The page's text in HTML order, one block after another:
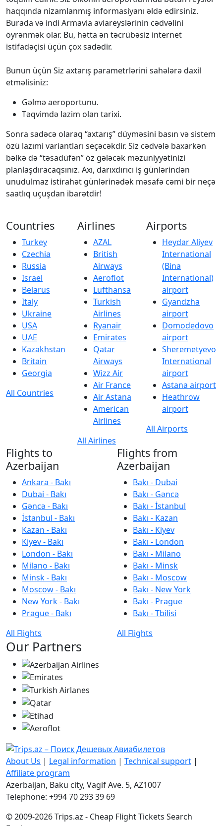
haqqında nizamlanmış informasiyanı əldə edirsiniz.
Burada və indi Armavia aviareyslərinin cədvəlini
öyrənmək olar. Bu, hətta ən təcrübəsiz internet
istifadəçisi üçün çox sadədir.
Bunun üçün Siz axtarış parametrlərini sahələrə daxil
etməlisiniz:
Gəlmə aeroportunu.
Təqvimdə lazim olan tarixi.
Sonra sadəcə olaraq “axtarış” düyməsini basın və sistem
özü lazımi variantları seçəcəkdir. Siz cədvələ baxarkən
bəlkə də “təsadüfən” öz gələcək məzuniyyətinizi
planlaşdıracaqsınız. Axı, darıxdırıcı iş günlərindən
unudulmaz istirahət günlərinədək məsafə cəmi bir neçə
saatlıq uçuşdan ibarətdir!
Countries
Turkey
Czechia
Russia
Israel
Belarus
Italy
Ukraine
USA
UAE
Kazakhstan
Britain
Georgia
All Countries
Airlines
AZAL
British
Airways
Aeroflot
Lufthansa
Turkish
Airlines
Ryanair
Emirates
Qatar
Airways
Wizz Air
Air France
Air Astana
American
Airlines
All Airlines
Airports
Heydar Aliyev
International
(Bina
International)
airport
Gyandzha
airport
Domodedovo
airport
Sheremetyevo
International
airport
Astana airport
Heathrow
airport
All Airports
Flights to
Azerbaijan
Ankara - Bakı
Dubai - Bakı
Gəncə - Bakı
İstanbul - Bakı
Kazan - Bakı
Kiyev - Bakı
London - Bakı
Milano - Bakı
Minsk - Bakı
Moscow - Bakı
New York - Bakı
Prague - Bakı
All Flights
Flights from
Azerbaijan
Bakı - Dubai
Bakı - Gəncə
Bakı - İstanbul
Bakı - Kazan
Bakı - Kiyev
Bakı - London
Bakı - Milano
Bakı - Minsk
Bakı - Moscow
Bakı - New York
Bakı - Prague
Bakı - Tbilisi
All Flights
Our Partners
About Us | Legal information | Technical support |
Affiliate program
Azerbaijan, Baku city, Vagif Ave. 5, AZ1007
Telephone: +994 70 293 39 69
© 2009-2026 Trips.az - Cheap Flight Tickets Search